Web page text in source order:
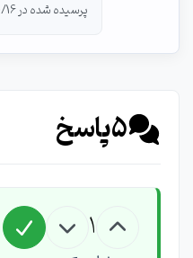
پرسیده شده در 1396/10/16 توسط
5پاسخ
1